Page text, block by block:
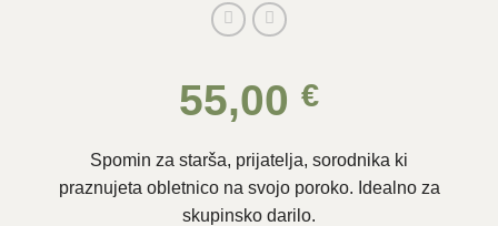
55,00 €
Spomin za starša, prijatelja, sorodnika ki
praznujeta obletnico na svojo poroko. Idealno za
skupinsko darilo.